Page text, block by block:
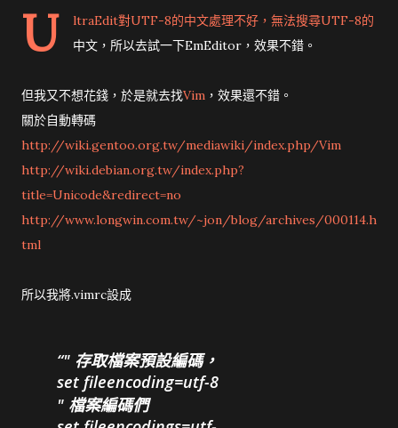
U
ltraEdit對UTF-8的中文處理不好，無法搜尋UTF-8的
中文，所以去試一下EmEditor，效果不錯。
但我又不想花錢，於是就去找Vim ，效果還不錯。
關於自動轉碼
http://wiki.gentoo.org.tw/mediawiki/index.php/Vim
http://wiki.debian.org.tw/index.php?
title=Unicode&redirect=no
http://www.longwin.com.tw/~jon/blog/archives/000114.h
tml
所以我將.vimrc設成
" 存取檔案預設編碼，
set fileencoding=utf-8
" 檔案編碼們